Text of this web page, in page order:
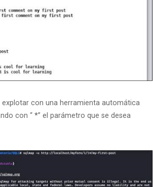
explotar con una herramienta automática
con “ *” el parámetro que se desea